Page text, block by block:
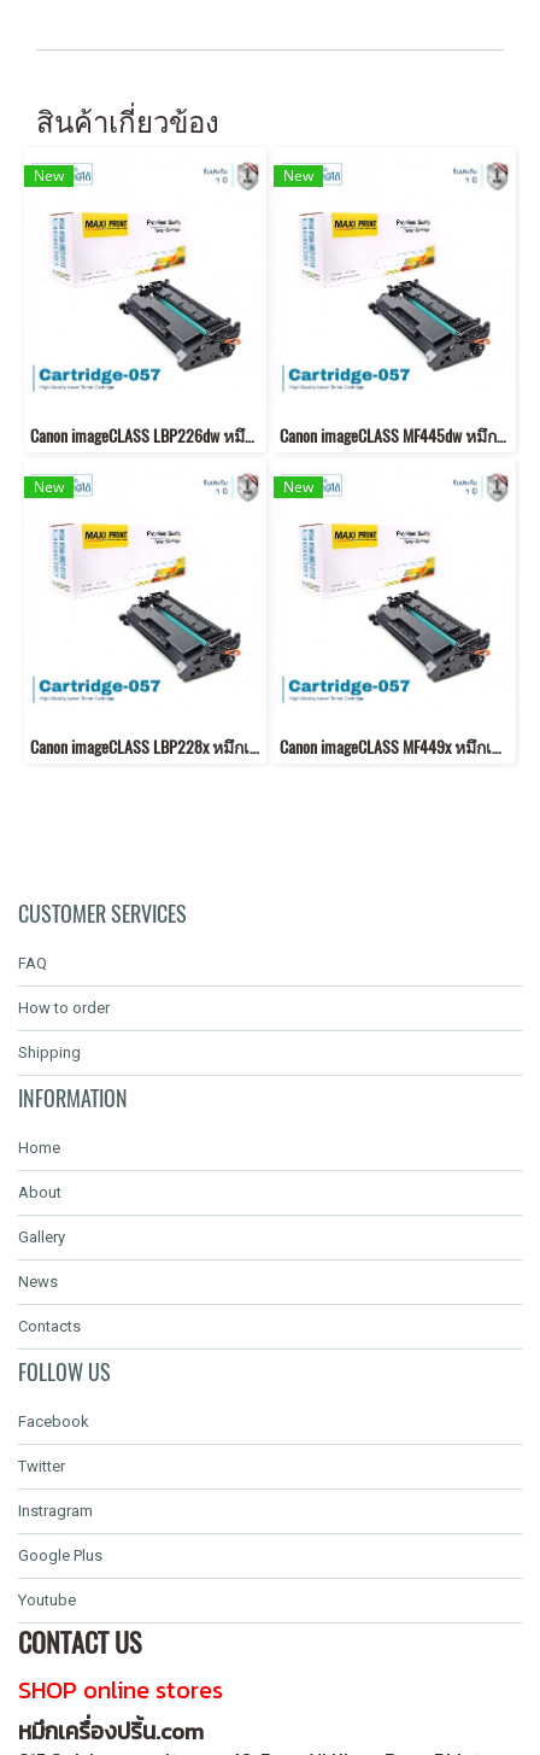
สินค้าเกี่ยวข้อง
New
Canon imageCLASS LBP226dw หมึกเครื่องปริ้น 057 คุณภาพสูง พิมพ์คมชัด!
New
Canon imageCLASS MF445dw หมึกเครื่องปริ้น 057 พิมพ์คมชัด!
New
Canon imageCLASS LBP228x หมึกเครื่องปริ้น 057 คุณภาพสูง พิมพ์คมชัด!
New
Canon imageCLASS MF449x หมึกเครื่องปริ้น 057 พิมพ์คมชัด!
CUSTOMER SERVICES
FAQ
How to order
Shipping
INFORMATION
Home
About
Gallery
News
Contacts
FOLLOW US
Facebook
Twitter
Instragram
Google Plus
Youtube
CONTACT US
SHOP online stores
หมึกเครื่องปริ้น.com